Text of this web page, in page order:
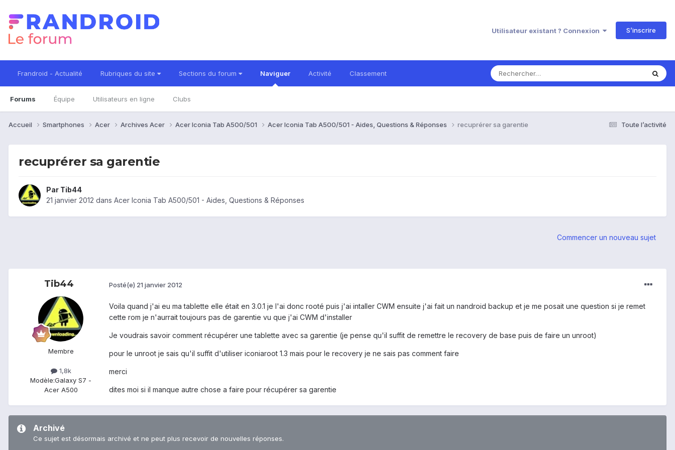
Utilisateur existant ? Connexion S’inscrire
Frandroid - Actualité Rubriques du site Sections du forum Naviguer
Forums Équipe Utilisateurs en ligne Clubs
Activité Classement
Toute l’activité
Accueil Smartphones Acer Archives Acer Acer Iconia Tab A500/501 Acer Iconia Tab A500/501 - Aides, Questions & Réponses recuprérer sa garentie
recuprérer sa garentie
Par Tib44
21 janvier 2012 dans Acer Iconia Tab A500/501 - Aides, Questions & Réponses
Commencer un nouveau sujet
Tib44
Membre
1,8k
Modèle:Galaxy S7 -
Acer A500
Posté(e) 21 janvier 2012
Voila quand j'ai eu ma tablette elle était en 3.0.1 je l'ai donc rooté puis j'ai intaller CWM ensuite j'ai fait un nandroid backup et je me posait une question si je remet
cette rom je n'aurrait toujours pas de garentie vu que j'ai CWM d'installer
Je voudrais savoir comment récupérer une tablette avec sa garentie (je pense qu'il suffit de remettre le recovery de base puis de faire un unroot)
pour le unroot je sais qu'il suffit d'utiliser iconiaroot 1.3 mais pour le recovery je ne sais pas comment faire
merci
dites moi si il manque autre chose a faire pour récupérer sa garentie
Archivé
Ce sujet est désormais archivé et ne peut plus recevoir de nouvelles réponses.